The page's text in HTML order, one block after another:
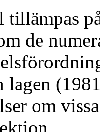
tillämpas
de
lagen
om